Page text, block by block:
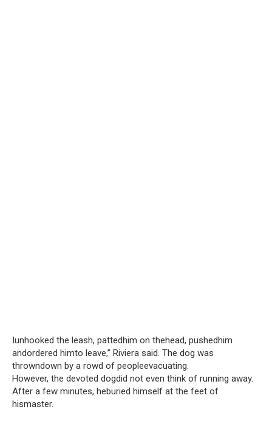
Iunhooked the leash, pattedhim on thehead, pushedhim
andordered himto leave,” Riviera said. The dog was
throwndown by a rowd of peopleevacuating.
However, the devoted dogdid not even think of running away.
After a few minutes, heburied himself at the feet of
hismaster.